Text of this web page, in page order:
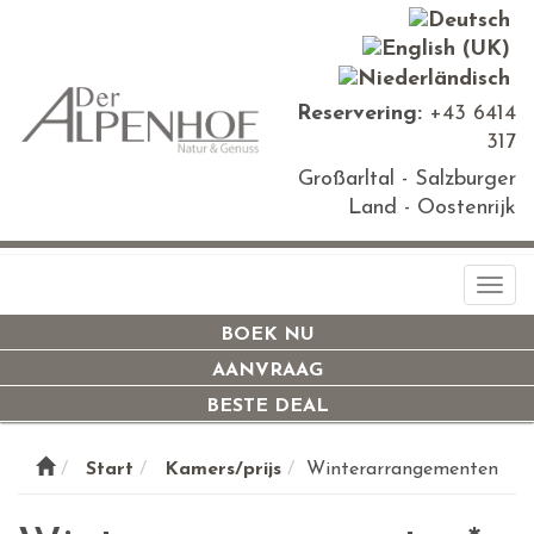
Reservering: +43 6414
317
Großarltal - Salzburger
Land - Oostenrijk
BOEK NU
AANVRAAG
BESTE DEAL
Start Kamers/prijs Winterarrangementen